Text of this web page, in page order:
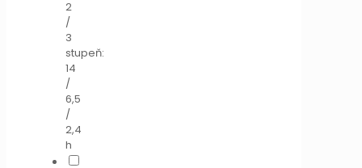
2
/
3
stupeň:
14
/
6,5
/
2,4
h